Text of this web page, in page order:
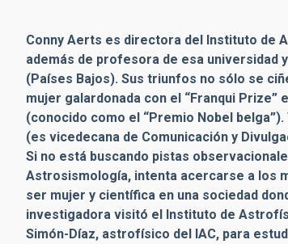
Conny Aerts es directora del Instituto de
además de profesora de esa universidad
(Países Bajos). Sus triunfos no sólo se
mujer galardonada con el “Franqui
(conocido como el “Premio Nobel
(es vicedecana de Comunicación y
Si no está buscando pistas
Astrosismología, intenta acercarse a los
ser mujer y científica en una sociedad
investigadora visitó el Instituto de
Simón-Díaz, astrofísico del IAC, para